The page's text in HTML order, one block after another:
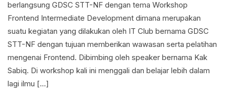
berlangsung GDSC STT-NF dengan tema Workshop
Frontend Intermediate Development dimana merupakan
suatu kegiatan yang dilakukan oleh IT Club bernama GDSC
STT-NF dengan tujuan memberikan wawasan serta pelatihan
mengenai Frontend. Dibimbing oleh speaker bernama Kak
Sabiq. Di workshop kali ini menggali dan belajar lebih dalam
lagi ilmu […]